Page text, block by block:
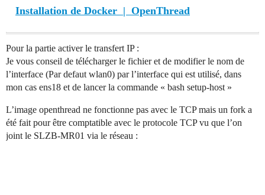
Installation de Docker | OpenThread
Pour la partie activer le transfert IP :
Je vous conseil de télécharger le fichier et de modifier le nom de
l’interface (Par defaut wlan0) par l’interface qui est utilisé, dans
mon cas ens18 et de lancer la commande « bash setup-host »
L’image openthread ne fonctionne pas avec le TCP mais un fork a
été fait pour être comptatible avec le protocole TCP vu que l’on
joint le SLZB-MR01 via le réseau :